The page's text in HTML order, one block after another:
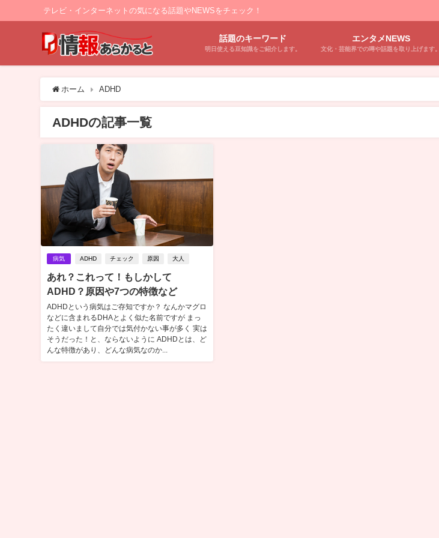
テレビ・インターネットの気になる話題やNEWSをチェック！
話題のキーワード
明日使える豆知識をご紹介します。
エンタメNEWS
文化・芸能界での噂や話題を取り上げます。
ホーム ADHD
ADHDの記事一覧
病気 ADHD チェック 原因 大人
あれ？これって！もしかして
ADHD？原因や7つの特徴など
ADHDという病気はご存知ですか？ なんかマグロ
などに含まれるDHAとよく似た名前ですが まっ
たく違いまして自分では気付かない事が多く 実は
そうだった！と、ならないように ADHDとは、ど
んな特徴があり、どんな病気なのか...